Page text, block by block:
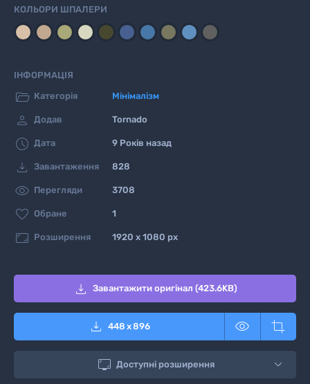
КОЛЬОРИ ШПАЛЕРИ
ІНФОРМАЦІЯ
 Категорія Мінімалізм
 Додав Tornado
 Дата 9 Років назад
 Завантаження 828
 Перегляди 3708
 Обране 1
 Розширення 1920 x 1080 px
 Завантажити оригінал (423.6KB)
 448 x896  
 Доступні розширення